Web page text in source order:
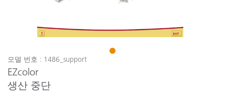
1
모델 번호 : 1486_support
EZcolor
생산 중단